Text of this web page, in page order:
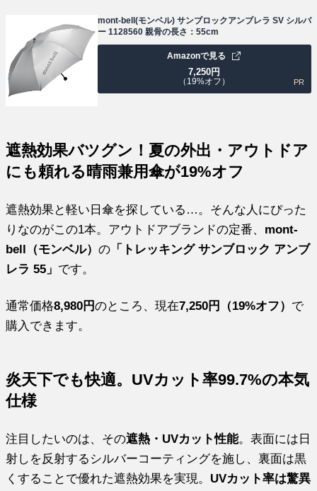
mont-bell(モンベル) サンブロックアンブレラ SV シルバ
ー 1128560 親骨の長さ：55cm
7,250円
（19%オフ）
Amazonで見る
PR
遮熱効果バツグン！夏の外出・アウトドア
にも頼れる晴雨兼用傘が19%オフ
遮熱効果と軽い日傘を探している…。そんな人にぴった
りなのがこの1本。アウトドアブランドの定番、 mont-
bell（モンベル）の 「トレッキング サンブロック アンブ
レラ 55」 です。
通常価格8,980円のところ、現在7,250円（19%オフ） で
購入できます。
炎天下でも快適。UVカット率99.7%の本気
仕様
注目したいのは、その遮熱・UVカット性能。表面には日
射しを反射するシルバーコーティングを施し、裏面は黒
くすることで優れた遮熱効果を実現。 UVカット率は驚異